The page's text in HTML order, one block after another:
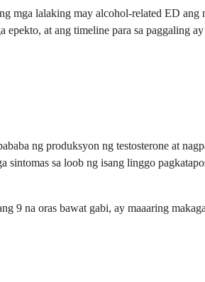
mga lalaking may alcohol-related ED
at ang timeline para sa paggaling
ng produksyon ng testosterone at
sa loob ng isang linggo
9 na oras bawat gabi, ay maaaring